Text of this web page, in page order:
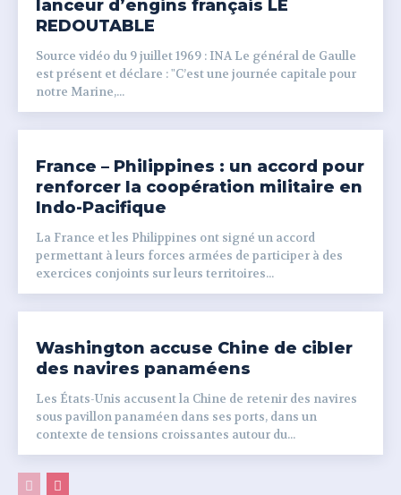
lanceur d’engins français LE
REDOUTABLE
Source vidéo du 9 juillet 1969 : INA Le général de Gaulle
est présent et déclare : "C’est une journée capitale pour
notre Marine,...
France – Philippines : un accord pour
renforcer la coopération militaire en
Indo-Pacifique
La France et les Philippines ont signé un accord
permettant à leurs forces armées de participer à des
exercices conjoints sur leurs territoires...
Washington accuse Chine de cibler
des navires panaméens
Les États-Unis accusent la Chine de retenir des navires
sous pavillon panaméen dans ses ports, dans un
contexte de tensions croissantes autour du...